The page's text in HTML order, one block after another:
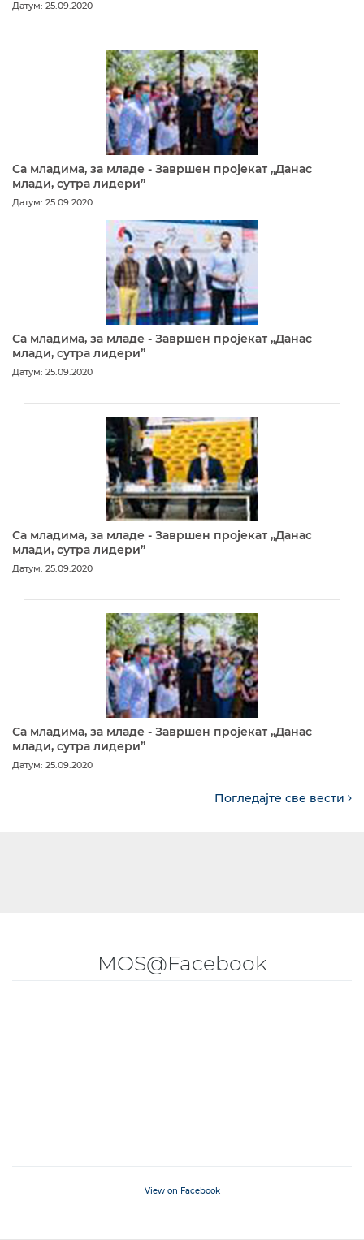
Датум: 25.09.2020
Са младима, за младе - Завршен пројекат „Данас
млади, сутра лидери”
Датум: 25.09.2020
Са младима, за младе - Завршен пројекат „Данас
млади, сутра лидери”
Датум: 25.09.2020
Са младима, за младе - Завршен пројекат „Данас
млади, сутра лидери”
Датум: 25.09.2020
Са младима, за младе - Завршен пројекат „Данас
млади, сутра лидери”
Датум: 25.09.2020
Погледајте све вести
MOS@Facebook
View on Facebook